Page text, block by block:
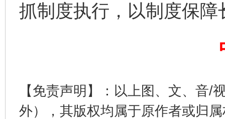
抓制度执行，以制度保障
【免责声明】：以上图、文、音/
外），其版权均属于原作者或归
一纸欠